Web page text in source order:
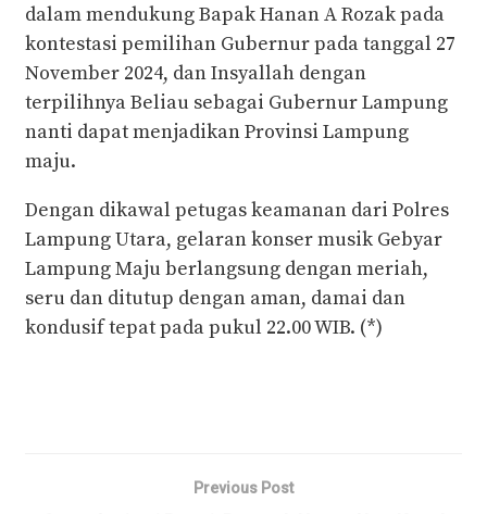
dalam mendukung Bapak Hanan A Rozak pada
kontestasi pemilihan Gubernur pada tanggal 27
November 2024, dan Insyallah dengan
terpilihnya Beliau sebagai Gubernur Lampung
nanti dapat menjadikan Provinsi Lampung
maju.
Dengan dikawal petugas keamanan dari Polres
Lampung Utara, gelaran konser musik Gebyar
Lampung Maju berlangsung dengan meriah,
seru dan ditutup dengan aman, damai dan
kondusif tepat pada pukul 22.00 WIB. (*)
Previous Post